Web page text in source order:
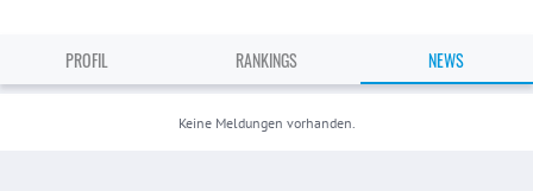
PROFIL RANKINGS NEWS
Keine Meldungen vorhanden.